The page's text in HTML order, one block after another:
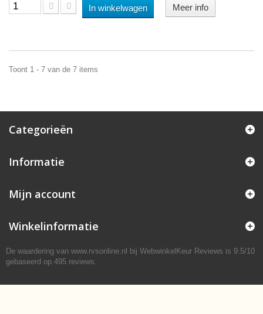
In winkelwagen Meer info
Toont 1 - 7 van de 7 items
Categorieën
Informatie
Mijn account
Winkelinformatie
De waardering van www.rvsonline.nl bij WebwinkelKeur Reviews is 9.5/10
gebaseerd op 495 reviews.